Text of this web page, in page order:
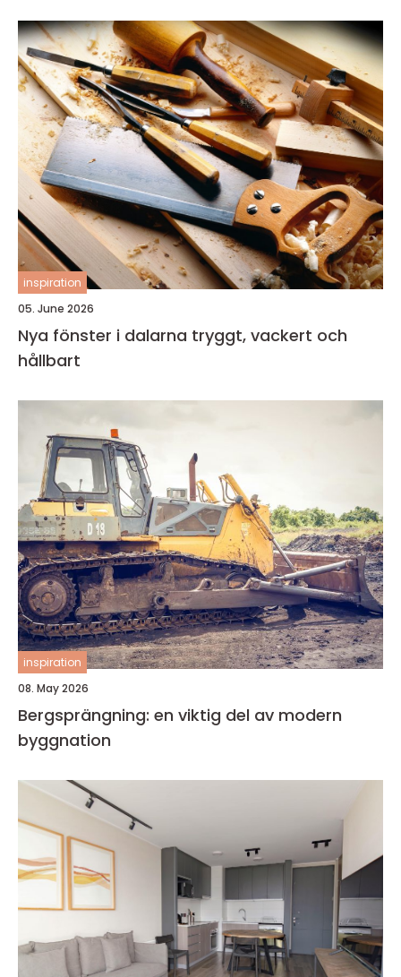
inspiration
05. June 2026
Nya fönster i dalarna tryggt, vackert och
hållbart
inspiration
08. May 2026
Bergsprängning: en viktig del av modern
byggnation